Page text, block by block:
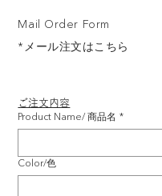
ご注文内容
Product Name/ 商品名 *
Color/色
Mail Order Form
*メール注文はこちら